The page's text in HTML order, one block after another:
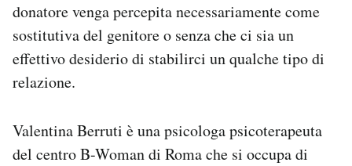
donatore venga percepita necessariamente come
sostitutiva del genitore o senza che ci sia un
effettivo desiderio di stabilirci un qualche tipo di
relazione.
Valentina Berruti è una psicologa psicoterapeuta
del centro B-Woman di Roma che si occupa di